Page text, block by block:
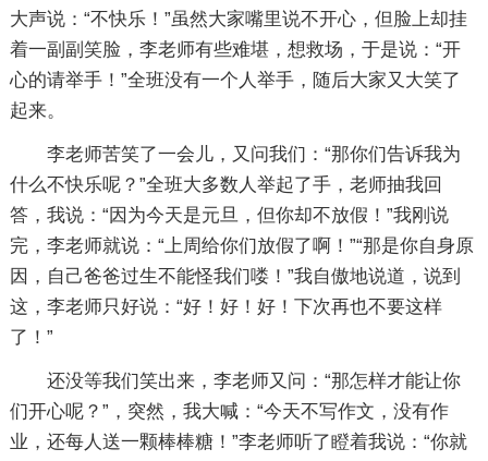
大声说：“不快乐！”虽然大家嘴里说不开心，但脸上却挂
着一副副笑脸，李老师有些难堪，想救场，于是说：“开
心的请举手！”全班没有一个人举手，随后大家又大笑了
起来。
李老师苦笑了一会儿，又问我们：“那你们告诉我为
什么不快乐呢？”全班大多数人举起了手，老师抽我回
答，我说：“因为今天是元旦，但你却不放假！”我刚说
完，李老师就说：“上周给你们放假了啊！”“那是你自身原
因，自己爸爸过生不能怪我们喽！”我自傲地说道，说到
这，李老师只好说：“好！好！好！下次再也不要这样
了！”
还没等我们笑出来，李老师又问：“那怎样才能让你
们开心呢？”，突然，我大喊：“今天不写作文，没有作
业，还每人送一颗棒棒糖！”李老师听了瞪着我说：“你就